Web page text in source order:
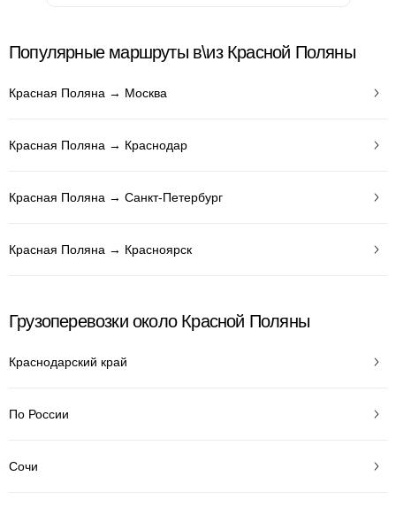
Популярные маршруты в\из Красной Поляны
Красная Поляна → Москва
Красная Поляна → Краснодар
Красная Поляна → Санкт-Петербург
Красная Поляна → Красноярск
Грузоперевозки около Красной Поляны
Краснодарский край
По России
Сочи